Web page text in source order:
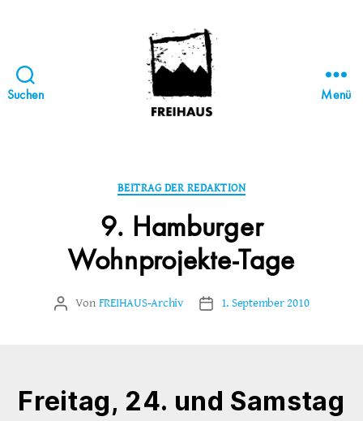
Suchen
STATTBAU
HAMBURG
Menü
Kategorien
BEITRAG DER REDAKTION
9. Hamburger
Wohnprojekte-Tage
Beitragsautor
Von FREIHAUS-Archiv Veröffentlichungsdatum
1. September 2010
Freitag, 24. und Samstag